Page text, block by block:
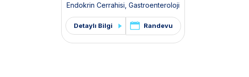
Endokrin Cerrahisi Gastroenteroloji
Cerrahisi,Organ Nakli Merkezi,
Böbrek Nakli Merkezi Karaciğer
Nakli Merkezi
Detaylı Bilgi Randevu